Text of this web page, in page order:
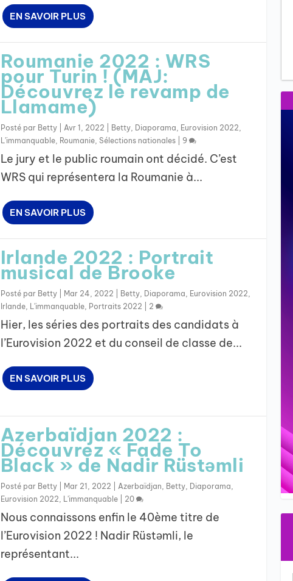
EN SAVOIR PLUS
Roumanie 2022 : WRS
pour Turin ! (MAJ:
Découvrez le revamp de
Llamame)
Posté par Betty| Avr 1, 2022 Betty, Diaporama Eurovision 2022
L'immanquable, Roumanie, Sélections nationales| 9
Le jury et le public roumain ont décidé. C’est
WRS qui représentera la Roumanie à...
EN SAVOIR PLUS
Irlande 2022 : Portrait
musical de Brooke
Posté par Betty| Mar 24, 2022 Betty, Diaporama Eurovision 2022
Irlande, L'immanquable, Portraits 2022 2
Hier, les séries des portraits des candidats à
l’Eurovision 2022 et du conseil de classe de...
EN SAVOIR PLUS
Azerbaïdjan 2022 :
Découvrez « Fade To
Black » de Nadir Rüstəmli
Posté par Betty| Mar 21, 2022 Azerbaïdjan Betty, Diaporama
Eurovision 2022
L'immanquable| 20
Nous connaissons enfin le 40ème titre de
l’Eurovision 2022 ! Nadir Rüstəmli, le
représentant...